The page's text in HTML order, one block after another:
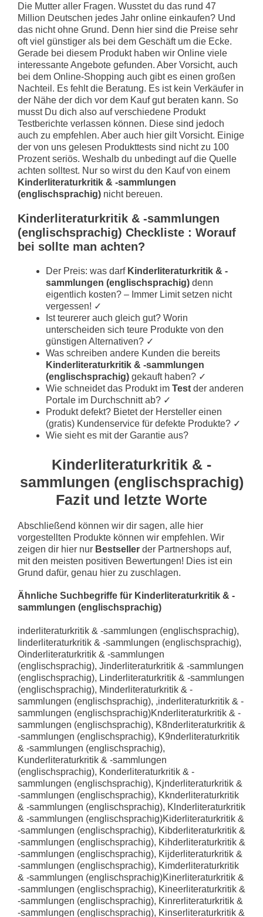
Die Mutter aller Fragen. Wusstet du das rund 47
Million Deutschen jedes Jahr online einkaufen? Und
das nicht ohne Grund. Denn hier sind die Preise sehr
oft viel günstiger als bei dem Geschäft um die Ecke.
Gerade bei diesem Produkt haben wir Online viele
interessante Angebote gefunden. Aber Vorsicht, auch
bei dem Online-Shopping auch gibt es einen großen
Nachteil. Es fehlt die Beratung. Es ist kein Verkäufer in
der Nähe der dich vor dem Kauf gut beraten kann. So
musst Du dich also auf verschiedene Produkt
Testberichte verlassen können. Diese sind jedoch
auch zu empfehlen. Aber auch hier gilt Vorsicht. Einige
der von uns gelesen Produkttests sind nicht zu 100
Prozent seriös. Weshalb du unbedingt auf die Quelle
achten solltest. Nur so wirst du den Kauf von einem
Kinderliteraturkritik & -sammlungen
(englischsprachig) nicht bereuen.
Kinderliteraturkritik & -sammlungen
(englischsprachig) Checkliste : Worauf
bei sollte man achten?
Der Preis: was darf Kinderliteraturkritik & -
sammlungen (englischsprachig) denn
eigentlich kosten? – Immer Limit setzen nicht
vergessen! ✓
Ist teurerer auch gleich gut? Worin
unterscheiden sich teure Produkte von den
günstigen Alternativen? ✓
Was schreiben andere Kunden die bereits
Kinderliteraturkritik & -sammlungen
(englischsprachig) gekauft haben? ✓
Wie schneidet das Produkt im Test der anderen
Portale im Durchschnitt ab? ✓
Produkt defekt? Bietet der Hersteller einen
(gratis) Kundenservice für defekte Produkte? ✓
Wie sieht es mit der Garantie aus?
Kinderliteraturkritik & -
sammlungen (englischsprachig)
Fazit und letzte Worte
Abschließend können wir dir sagen, alle hier
vorgestellten Produkte können wir empfehlen. Wir
zeigen dir hier nur Bestseller der Partnershops auf,
mit den meisten positiven Bewertungen! Dies ist ein
Grund dafür, genau hier zu zuschlagen.
Ähnliche Suchbegriffe für Kinderliteraturkritik & -
sammlungen (englischsprachig)
inderliteraturkritik & -sammlungen (englischsprachig), Iinderliteraturkritik & -sammlungen (englischsprachig), Oinderliteraturkritik & -sammlungen (englischsprachig), Jinderliteraturkritik & -sammlungen (englischsprachig), Linderliteraturkritik & -sammlungen (englischsprachig), Minderliteraturkritik & -sammlungen (englischsprachig), ,inderliteraturkritik & -sammlungen (englischsprachig)Knderliteraturkritik & -sammlungen (englischsprachig), K8nderliteraturkritik & -sammlungen (englischsprachig), K9nderliteraturkritik & -sammlungen (englischsprachig), Kunderliteraturkritik & -sammlungen (englischsprachig), Konderliteraturkritik & -sammlungen (englischsprachig), Kjnderliteraturkritik & -sammlungen (englischsprachig), Kknderliteraturkritik & -sammlungen (englischsprachig), Klnderliteraturkritik & -sammlungen (englischsprachig)Kiderliteraturkritik & -sammlungen (englischsprachig), Kibderliteraturkritik & -sammlungen (englischsprachig), Kihderliteraturkritik & -sammlungen (englischsprachig), Kijderliteraturkritik & -sammlungen (englischsprachig), Kimderliteraturkritik & -sammlungen (englischsprachig)Kinerliteraturkritik & -sammlungen (englischsprachig), Kineerliteraturkritik & -sammlungen (englischsprachig), Kinrerliteraturkritik & -sammlungen (englischsprachig), Kinserliteraturkritik & -sammlungen (englischsprachig), Kinferliteraturkritik & -sammlungen (englischsprachig), Kinxerliteraturkritik & -sammlungen (englischsprachig), Kincerliteraturkritik & -sammlungen (englischsprachig)Kindrliteraturkritik & -sammlungen (englischsprachig), Kind3rliteraturkritik & -sammlungen (englischsprachig), Kind4rliteraturkritik & -sammlungen (englischsprachig), Kindwrliteraturkritik & -sammlungen (englischsprachig), Kindrrliteraturkritik & -sammlungen (englischsprachig), Kindsrliteraturkritik & -sammlungen (englischsprachig), Kinddrliteraturkritik & -sammlungen (englischsprachig), Kindfrliteraturkritik & -sammlungen (englischsprachig)Kindeliteraturkritik & -sammlungen (englischsprachig), Kinde4literaturkritik & -sammlungen (englischsprachig), Kinde5literaturkritik & -sammlungen (englischsprachig), Kindeeliteraturkritik & -sammlungen (englischsprachig), Kindetliteraturkritik & -sammlungen (englischsprachig), Kindedliteraturkritik & -sammlungen (englischsprachig), Kindefliteraturkritik & -sammlungen (englischsprachig), Kindegliteraturkritik & -sammlungen (englischsprachig)Kinderiteraturkritik & -sammlungen (englischsprachig), Kinderoiteraturkritik & -sammlungen (englischsprachig), Kinderpiteraturkritik & -sammlungen (englischsprachig), Kinderkiteraturkritik & -sammlungen (englischsprachig), Kinderöiteraturkritik & -sammlungen (englischsprachig), Kinder,iteraturkritik & -sammlungen (englischsprachig), Kinder.iteraturkritik & -sammlungen (englischsprachig)Kinderlteraturkritik & -sammlungen (englischsprachig), Kinderl8teraturkritik & -sammlungen (englischsprachig), Kinderl9teraturkritik & -sammlungen (englischsprachig), Kinderluteraturkritik & -sammlungen (englischsprachig), Kinderloteraturkritik & -sammlungen (englischsprachig), Kinderljteraturkritik & -sammlungen (englischsprachig), Kinderlkteraturkritik & -sammlungen (englischsprachig), Kinderllteraturkritik & -sammlungen (englischsprachig)Kinderlieraturkritik & -sammlungen (englischsprachig), Kinderli5eraturkritik & -sammlungen (englischsprachig), Kinderli6eraturkritik & -sammlungen (englischsprachig), Kinderlireraturkritik & -sammlungen (englischsprachig), Kinderlizeraturkritik & -sammlungen (englischsprachig), Kinderliferaturkritik & -sammlungen (englischsprachig), Kinderligeraturkritik & -sammlungen (englischsprachig), Kinderliheraturkritik & -sammlungen (englischsprachig)Kinderlitraturkritik & -sammlungen (englischsprachig), Kinderlit3raturkritik & -sammlungen (englischsprachig), Kinderlit4raturkritik & -sammlungen (englischsprachig), Kinderlitwraturkritik & -sammlungen (englischsprachig), Kinderlitrraturkritik & -sammlungen (englischsprachig), Kinderlitsraturkritik & -sammlungen (englischsprachig), Kinderlitdraturkritik & -sammlungen (englischsprachig), Kinderlitfraturkritik & -sammlungen (englischsprachig)Kinderliteaturkritik & -sammlungen (englischsprachig), Kinderlite4aturkritik & -sammlungen (englischsprachig), Kinderlite5aturkritik & -sammlungen (englischsprachig), Kinderliteeaturkritik & -sammlungen (englischsprachig), Kinderlitetaturkritik & -sammlungen (englischsprachig), Kinderlitedaturkritik & -sammlungen (englischsprachig), Kinderlitefaturkritik & -sammlungen (englischsprachig), Kinderlitegaturkritik & -sammlungen (englischsprachig)Kinderliterturkritik & -sammlungen (englischsprachig), Kinderliterqturkritik & -sammlungen (englischsprachig), Kinderliterwturkritik & -sammlungen (englischsprachig), Kinderlitersturkritik & -sammlungen (englischsprachig), Kinderliteryturkritik & -sammlungen (englischsprachig)Kinderliteraurkritik & -sammlungen (englischsprachig), Kinderlitera5urkritik & -sammlungen (englischsprachig), Kinderlitera6urkritik & -sammlungen (englischsprachig), Kinderliterarurkritik & -sammlungen (englischsprachig), Kinderliterazurkritik & -sammlungen (englischsprachig), Kinderliterafurkritik & -sammlungen (englischsprachig), Kinderliteragurkritik & -sammlungen (englischsprachig), Kinderliterahurkritik & -sammlungen (englischsprachig)Kinderliteratrkritik & -sammlungen (englischsprachig), Kinderliterat7rkritik & -sammlungen (englischsprachig), Kinderliterat8rkritik & -sammlungen (englischsprachig), Kinderliteratzrkritik & -sammlungen (englischsprachig), Kinderliteratirkritik & -sammlungen (englischsprachig), Kinderliterathrkritik & -sammlungen (englischsprachig), Kinderliteratjrkritik & -sammlungen (englischsprachig), Kinderliteratkrkritik & -sammlungen (englischsprachig)Kinderliteratukritik & -sammlungen (englischsprachig), Kinderliteratu4kritik & -sammlungen (englischsprachig), Kinderliteratu5kritik & -sammlungen (englischsprachig), Kinderliteratuekritik & -sammlungen (englischsprachig), Kinderliteratutkritik & -sammlungen (englischsprachig), Kinderliteratudkritik & -sammlungen (englischsprachig), Kinderliteratufkritik & -sammlungen (englischsprachig), Kinderliteratugkritik & -sammlungen (englischsprachig)Kinderliteraturritik & -sammlungen (englischsprachig), Kinderliteraturiritik & -sammlungen (englischsprachig), Kinderliteraturoritik & -sammlungen (englischsprachig), Kinderliteraturjritik & -sammlungen (englischsprachig), Kinderliteraturlritik & -sammlungen (englischsprachig), Kinderliteraturmritik & -sammlungen (englischsprachig), Kinderliteratur,ritik & -sammlungen (englischsprachig)Kinderliteraturkitik & -sammlungen (englischsprachig), Kinderliteraturk4itik & -sammlungen (englischsprachig), Kinderliteraturk5itik & -sammlungen (englischsprachig), Kinderliteraturkeitik & -sammlungen (englischsprachig), Kinderliteraturktitik & -sammlungen (englischsprachig), Kinderliteraturkditik & -sammlungen (englischsprachig), Kinderliteraturkfitik & -sammlungen (englischsprachig), Kinderliteraturkgitik & -sammlungen (englischsprachig)Kinderliteraturkrtik & -sammlungen (englischsprachig), Kinderliteraturkr8tik & -sammlungen (englischsprachig), Kinderliteraturkr9tik & -sammlungen (englischsprachig), Kinderliteraturkrutik & -sammlungen (englischsprachig), Kinderliteraturkrotik & -sammlungen (englischsprachig), Kinderliteraturkrjtik & -sammlungen (englischsprachig), Kinderliteraturkrktik & -sammlungen (englischsprachig), Kinderliteraturkrltik & -sammlungen (englischsprachig)Kinderliteraturkriik & -sammlungen (englischsprachig), Kinderliteraturkri5ik & -sammlungen (englischsprachig), Kinderliteraturkri6ik & -sammlungen (englischsprachig), Kinderliteraturkririk & -sammlungen (englischsprachig), Kinderliteraturkrizik & -sammlungen (englischsprachig), Kinderliteraturkrifik & -sammlungen (englischsprachig), Kinderliteraturkrigik & -sammlungen (englischsprachig), Kinderliteraturkrihik & -sammlungen (englischsprachig)Kinderliteraturkritk & -sammlungen (englischsprachig), Kinderliteraturkrit8k & -sammlungen (englischsprachig), Kinderliteraturkrit9k & -sammlungen (englischsprachig), Kinderliteraturkrituk & -sammlungen (englischsprachig), Kinderliteraturkritok & -sammlungen (englischsprachig), Kinderliteraturkritjk & -sammlungen (englischsprachig), Kinderliteraturkritkk & -sammlungen (englischsprachig), Kinderliteraturkritlk & -sammlungen (englischsprachig)Kinderliteraturkriti & -sammlungen (englischsprachig), Kinderliteraturkritii & -sammlungen (englischsprachig), Kinderliteraturkritio & -sammlungen (englischsprachig), Kinderliteraturkritij & -sammlungen (englischsprachig), Kinderliteraturkritil & -sammlungen (englischsprachig), Kinderliteraturkritim & -sammlungen (englischsprachig), Kinderliteraturkriti, & -sammlungen (englischsprachig)Kinderliteraturkritik & -sammlungen (englischsprachig), Kinderliteraturkritik Ϊ -sammlungen (englischsprachig), Kinderliteraturkritik &#ß38; -sammlungen (englischsprachig), Kinderliteraturkritik &#o38; -sammlungen (englischsprachig), Kinderliteraturkritik &#p38; -sammlungen (englischsprachig)Kinderliteraturkritik  -sammlungen (englischsprachig), Kinderliteraturkritik  -sammlungen (englischsprachig), Kinderliteraturkritik 0 -sammlungen (englischsprachig), Kinderliteraturkritik �w8; -sammlungen (englischsprachig), Kinderliteraturkritik �e8; -sammlungen (englischsprachig)Kinderliteraturkritik  -sammlungen (englischsprachig), Kinderliteraturkritik % -sammlungen (englischsprachig), Kinderliteraturkritik ' -sammlungen (englischsprachig), Kinderliteraturkritik u; -sammlungen (englischsprachig), Kinderliteraturkritik i; -sammlungen (englischsprachig)Kinderliteraturkritik & -ammlungen (englischsprachig), Kinderliteraturkritik & -wammlungen (englischsprachig), Kinderliteraturkritik & -eammlungen (englischsprachig), Kinderliteraturkritik & -aammlungen (englischsprachig), Kinderliteraturkritik & -dammlungen (englischsprachig), Kinderliteraturkritik & -yammlungen (englischsprachig), Kinderliteraturkritik & -xammlungen (englischsprachig)Kinderliteraturkritik